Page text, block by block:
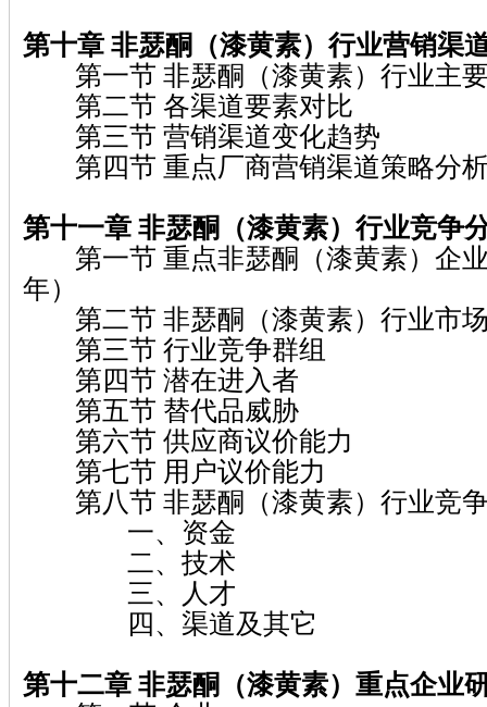
第十章 非瑟酮（漆黄素）行业营销渠
第一节 非瑟酮（漆黄素）行业主
第二节 各渠道要素对比
第三节 营销渠道变化趋势
第四节 重点厂商营销渠道策略分
第十一章 非瑟酮（漆黄素）行业竞争
第一节 重点非瑟酮（漆黄素）企业
年）
第二节 非瑟酮（漆黄素）行业市
第三节 行业竞争群组
第四节 潜在进入者
第五节 替代品威胁
第六节 供应商议价能力
第七节 用户议价能力
第八节 非瑟酮（漆黄素）行业竞
一、资金
二、技术
三、人才
四、渠道及其它
第十二章 非瑟酮（漆黄素） 重点企业